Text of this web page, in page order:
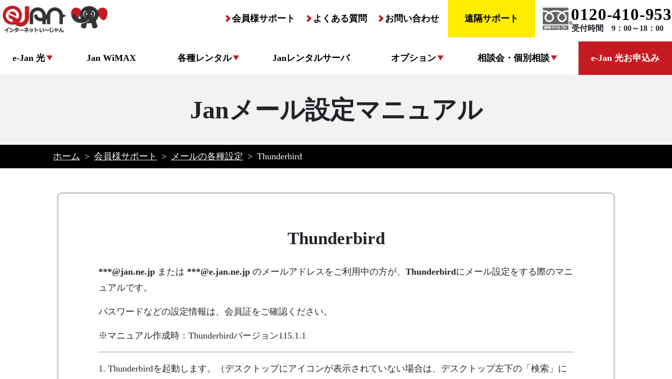
会員様サポート よくある質問 お問い合わせ 遠隔サポート 0120-410-953
受付時間 9：00～18：00
e-Jan 光 Jan WiMAX 各種レンタル Janレンタルサーバ オプション 相談会・個別相談 e-Jan 光お申込み
Janメール設定マニュアル
ホーム > 会員様サポート > メールの各種設定 > Thunderbird
Thunderbird
***@jan.ne.jp または ***@e.jan.ne.jp のメールアドレスをご利用中の方が、 Thunderbirdにメール設定をする際のマニ
ュアルです。
パスワードなどの設定情報は、会員証をご確認ください。
※マニュアル作成時：Thunderbirdバージョン115.1.1
1. Thunderbirdを起動します。（デスクトップにアイコンが表示されていない場合は、デスクトップ左下の「検索」に